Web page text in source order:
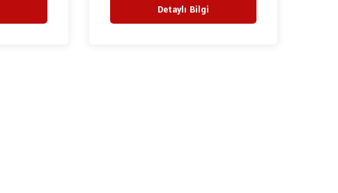
Detaylı Bilgi